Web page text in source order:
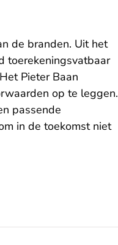
de branden. Uit het
toerekeningsvatbaar
Pieter Baan
op te leggen.
passende
in de toekomst niet